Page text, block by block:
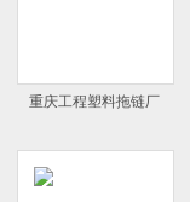
重庆工程塑料拖链厂